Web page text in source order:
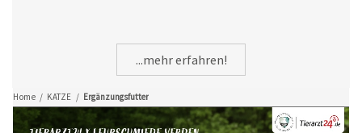
Home / KATZE / Ergänzungsfutter
...mehr erfahren!